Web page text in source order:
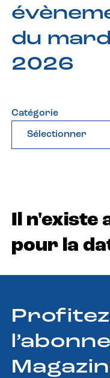
du
2026
Catégorie
Sélectionner
Il n'existe
pour la